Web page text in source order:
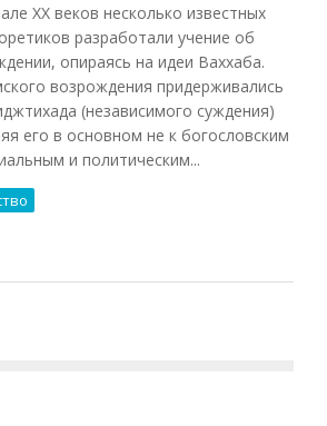
XX веков несколько известных
разработали учение об
опираясь на идеи Ваххаба.
возрождения придерживались
(независимого суждения)
его в основном не к богословским
и политическим...